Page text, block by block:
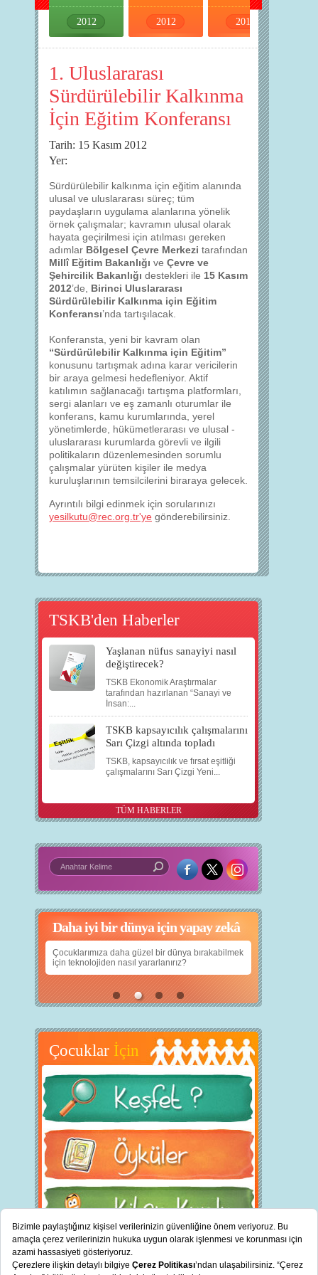
2012 2012 2012
1. Uluslararası
Sürdürülebilir Kalkınma
İçin Eğitim Konferansı
Tarih: 15 Kasım 2012
Yer:
Sürdürülebilir kalkınma için eğitim alanında
ulusal ve uluslararası süreç; tüm
paydaşların uygulama alanlarına yönelik
örnek çalışmalar; kavramın ulusal olarak
hayata geçirilmesi için atılması gereken
adımlar Bölgesel Çevre Merkezi tarafından
Millî Eğitim Bakanlığı ve Çevre ve
Şehircilik Bakanlığı destekleri ile 15 Kasım
2012’de, Birinci Uluslararası
Sürdürülebilir Kalkınma için Eğitim
Konferansı’nda tartışılacak.
Konferansta, yeni bir kavram olan
“Sürdürülebilir Kalkınma için Eğitim”
konusunu tartışmak adına karar vericilerin
bir araya gelmesi hedefleniyor. Aktif
katılımın sağlanacağı tartışma platformları,
sergi alanları ve eş zamanlı oturumlar ile
konferans, kamu kurumlarında, yerel
yönetimlerde, hükümetlerarası ve ulusal -
uluslararası kurumlarda görevli ve ilgili
politikaların düzenlemesinden sorumlu
çalışmalar yürüten kişiler ile medya
kuruluşlarının temsilcilerini biraraya gelecek.
Ayrıntılı bilgi edinmek için sorularınızı
yesilkutu@rec.org.tr'ye gönderebilirsiniz.
TSKB'den Haberler
Yaşlanan nüfus sanayiyi nasıl
değiştirecek?
TSKB Ekonomik Araştırmalar
tarafından hazırlanan “Sanayi ve
İnsan:...
TSKB kapsayıcılık çalışmalarını
Sarı Çizgi altında topladı
TSKB, kapsayıcılık ve fırsat eşitliği
çalışmalarını Sarı Çizgi Yeni...
TÜM HABERLER
Daha iyi bir dünya için yapay zekâ
Çocuklarımıza daha güzel bir dünya bırakabilmek
için teknolojiden nasıl yararlanırız?
Çocuklar İçin